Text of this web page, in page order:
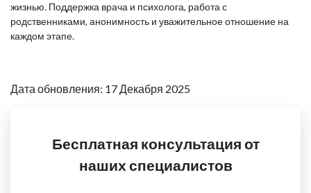
жизнью. Поддержка врача и психолога, работа с
родственниками, анонимность и уважительное отношение на
каждом этапе.
Дата обновления: 17 Декабря 2025
Бесплатная консультация от
наших специалистов